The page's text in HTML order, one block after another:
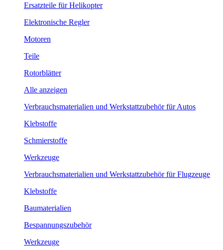
Ersatzteile für Helikopter
Elektronische Regler
Motoren
Teile
Rotorblätter
Alle anzeigen
Verbrauchsmaterialien und Werkstattzubehör für Autos
Klebstoffe
Schmierstoffe
Werkzeuge
Verbrauchsmaterialien und Werkstattzubehör für Flugzeuge
Klebstoffe
Baumaterialien
Bespannungszubehör
Werkzeuge